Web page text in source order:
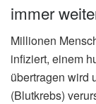
immer
Millionen
infiziert, einem
übertragen wird
(Blutkrebs)